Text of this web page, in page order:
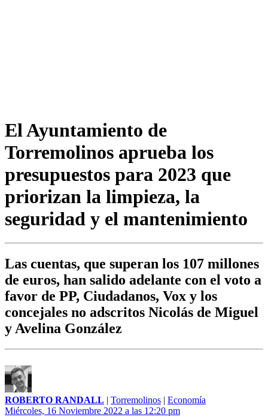
El Ayuntamiento de
Torremolinos aprueba los
presupuestos para 2023 que
priorizan la limpieza, la
seguridad y el mantenimiento
Las cuentas, que superan los 107 millones
de euros, han salido adelante con el voto a
favor de PP, Ciudadanos, Vox y los
concejales no adscritos Nicolás de Miguel
y Avelina González
ROBERTO RANDALL | Torremolinos | Economía
Miércoles, 16 Noviembre 2022 a las 12:20 pm